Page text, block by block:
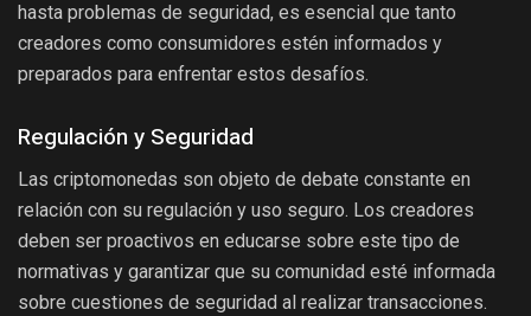
hasta problemas de seguridad, es esencial que tanto
creadores como consumidores estén informados y
preparados para enfrentar estos desafíos.
Regulación y Seguridad
Las criptomonedas son objeto de debate constante en
relación con su regulación y uso seguro. Los creadores
deben ser proactivos en educarse sobre este tipo de
normativas y garantizar que su comunidad esté informada
sobre cuestiones de seguridad al realizar transacciones.